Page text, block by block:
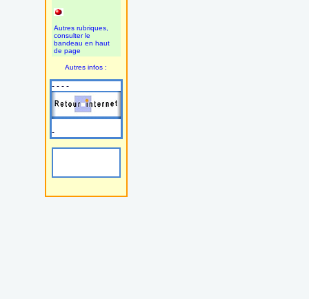
Autres rubriques,
consulter le
bandeau en haut
de page
Autres infos :
- - - -
-